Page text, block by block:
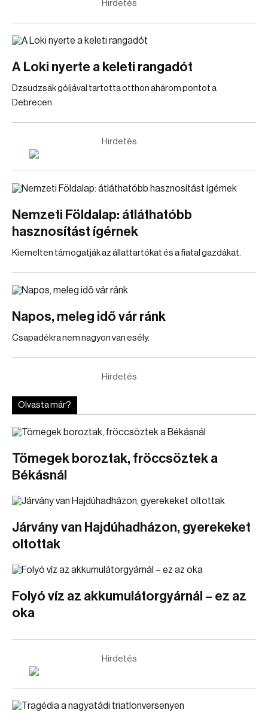
Hirdetés
A Loki nyerte a keleti rangadót
Dzsudzsák góljával tartotta otthon ahárom pontot a
Debrecen.
Hirdetés
Nemzeti Földalap: átláthatóbb
hasznosítást ígérnek
Kiemelten támogatják az állattartókat és a fiatal gazdákat.
Napos, meleg idő vár ránk
Csapadékra nem nagyon van esély.
Hirdetés
Olvasta már?
Tömegek boroztak, fröccsöztek a
Békásnál
Járvány van Hajdúhadházon, gyerekeket
oltottak
Folyó víz az akkumulátorgyárnál – ez az
oka
Hirdetés